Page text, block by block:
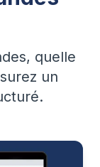
quelle
un